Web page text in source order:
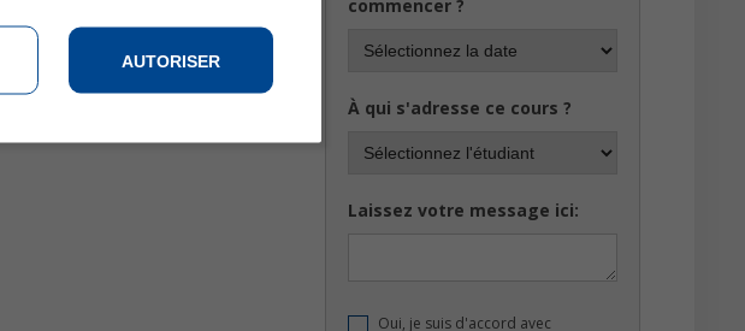
commencer ?
À qui s'adresse ce cours ?
Laissez votre message ici:
Oui, je suis d'accord avec
AUTORISER